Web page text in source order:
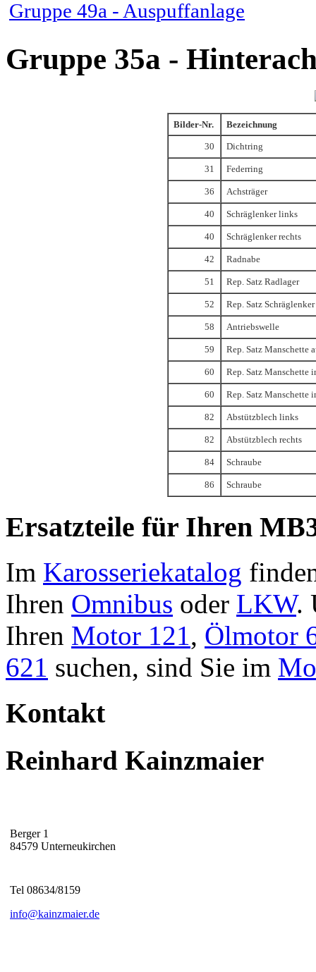
Gruppe 49a - Auspuffanlage
Gruppe 35a -
Bilder-Nr. Bezeichnung
30 Dichtring
31 Federring
36 Achsträger
40 Schräglenker links
40 Schräglenker rechts
42 Radnabe
51 Rep. Satz Radlager
52 Rep. Satz Schräglenker
58 Antriebswelle
59 Rep. Satz Manschette
60 Rep. Satz Manschette
60 Rep. Satz Manschette
82 Abstützblech links
82 Abstützblech rechts
84 Schraube
86 Schraube
Ersatzteile für Ihren
Im Karosseriekatalog
Ihren Omnibus oder LKW.
Ihren Motor 121, Ölmotor
621 suchen, sind Sie im
Kontakt
Reinhard Kainzmaier
Berger 1
84579 Unterneukirchen
Tel 08634/8159
info@kainzmaier.de